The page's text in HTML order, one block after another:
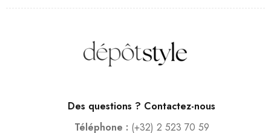
Des questions ? Contactez-nous
Téléphone : (+32) 2 523 70 59